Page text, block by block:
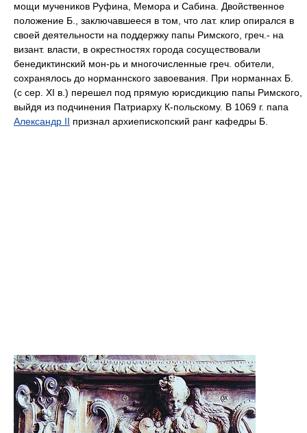
мощи мучеников Руфина, Мемора и Сабина. Двойственное
положение Б., заключавшееся в том, что лат. клир опирался в
своей деятельности на поддержку папы Римского, греч.- на
визант. власти, в окрестностях города сосуществовали
бенедиктинский мон-рь и многочисленные греч. обители,
сохранялось до норманнского завоевания. При норманнах Б.
(с сер. XI в.) перешел под прямую юрисдикцию папы Римского,
выйдя из подчинения Патриарху К-польскому. В 1069 г. папа
Александр II признал архиепископский ранг кафедры Б.